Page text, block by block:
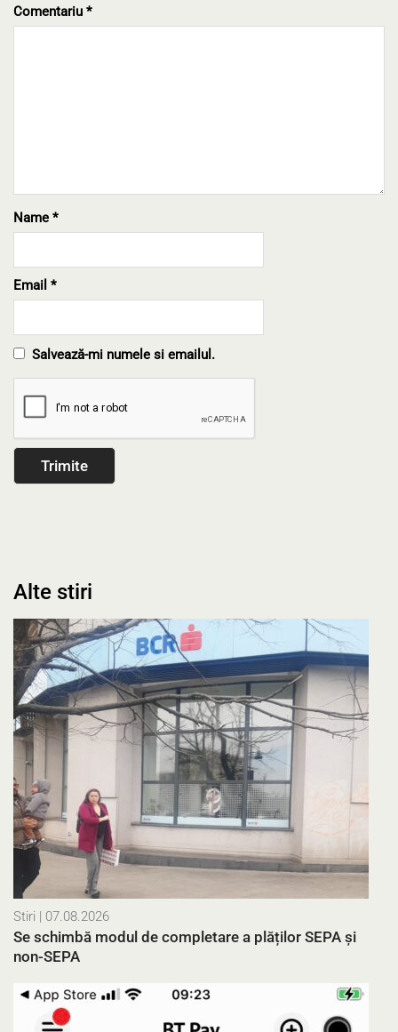
Comentariu *
Name *
Email *
Salvează-mi numele si emailul.
Alte stiri
Stiri | 07.08.2026
Se schimbă modul de completare a plăților SEPA și
non-SEPA